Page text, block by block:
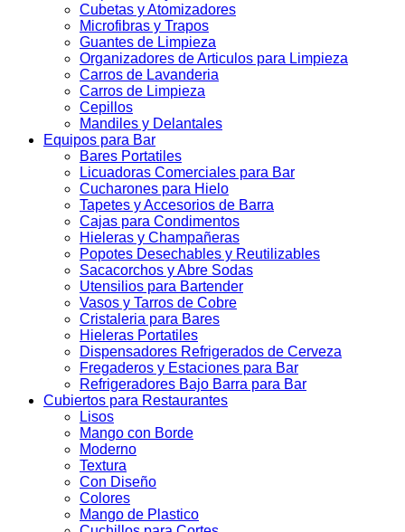
Cubetas y Atomizadores
Microfibras y Trapos
Guantes de Limpieza
Organizadores de Articulos para Limpieza
Carros de Lavanderia
Carros de Limpieza
Cepillos
Mandiles y Delantales
Equipos para Bar
Bares Portatiles
Licuadoras Comerciales para Bar
Cucharones para Hielo
Tapetes y Accesorios de Barra
Cajas para Condimentos
Hieleras y Champañeras
Popotes Desechables y Reutilizables
Sacacorchos y Abre Sodas
Utensilios para Bartender
Vasos y Tarros de Cobre
Cristaleria para Bares
Hieleras Portatiles
Dispensadores Refrigerados de Cerveza
Fregaderos y Estaciones para Bar
Refrigeradores Bajo Barra para Bar
Cubiertos para Restaurantes
Lisos
Mango con Borde
Moderno
Textura
Con Diseño
Colores
Mango de Plastico